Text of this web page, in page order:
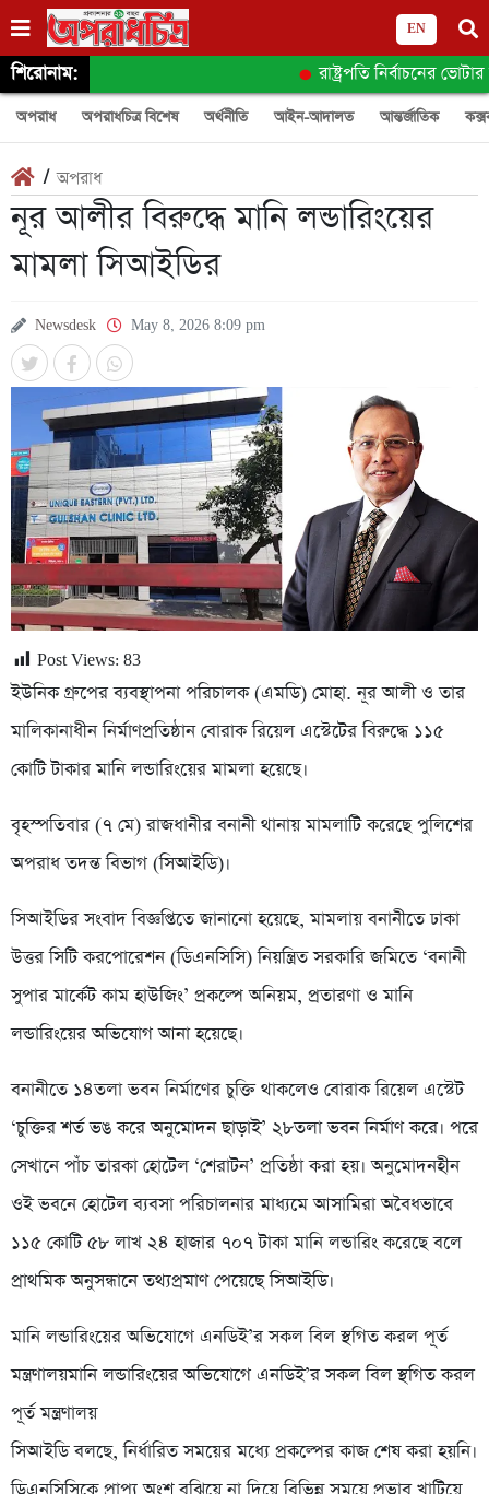
EN
শিরোনাম: রাষ্ট্রপতি নির্বাচনের
অপরাধ অপরাধচিত্র বিশেষ অর্থনীতি আইন-আদালত আন্তর্জাতিক
/অপরাধ
নূর আলীর বিরুদ্ধে মানি লন্ডারিংয়ের
মামলা সিআইডির
Newsdesk May 8, 2026 8:09 pm
Post Views: 83
ইউনিক গ্রুপের ব্যবস্থাপনা পরিচালক (এমডি) মোহা. নূর আলী ও তার
মালিকানাধীন নির্মাণপ্রতিষ্ঠান বোরাক রিয়েল এস্টেটের বিরুদ্ধে ১১৫
কোটি টাকার মানি লন্ডারিংয়ের মামলা হয়েছে।
বৃহস্পতিবার (৭ মে) রাজধানীর বনানী থানায় মামলাটি করেছে পুলিশের
অপরাধ তদন্ত বিভাগ (সিআইডি)।
সিআইডির সংবাদ বিজ্ঞপ্তিতে জানানো হয়েছে, মামলায় বনানীতে ঢাকা
উত্তর সিটি করপোরেশন (ডিএনসিসি) নিয়ন্ত্রিত সরকারি জমিতে ‘বনানী
সুপার মার্কেট কাম হাউজিং’ প্রকল্পে অনিয়ম, প্রতারণা ও মানি
লন্ডারিংয়ের অভিযোগ আনা হয়েছে।
বনানীতে ১৪তলা ভবন নির্মাণের চুক্তি থাকলেও বোরাক রিয়েল এস্টেট
‘চুক্তির শর্ত ভঙ করে অনুমোদন ছাড়াই’ ২৮তলা ভবন নির্মাণ করে। পরে
সেখানে পাঁচ তারকা হোটেল ‘শেরাটন’ প্রতিষ্ঠা করা হয়। অনুমোদনহীন
ওই ভবনে হোটেল ব্যবসা পরিচালনার মাধ্যমে আসামিরা অবৈধভাবে
১১৫ কোটি ৫৮ লাখ ২৪ হাজার ৭০৭ টাকা মানি লন্ডারিং করেছে বলে
প্রাথমিক অনুসন্ধানে তথ্যপ্রমাণ পেয়েছে সিআইডি।
মানি লন্ডারিংয়ের অভিযোগে এনডিই’র সকল বিল স্থগিত করল পূর্ত
মন্ত্রণালয়মানি লন্ডারিংয়ের অভিযোগে এনডিই’র সকল বিল স্থগিত করল
পূর্ত মন্ত্রণালয়
সিআইডি বলছে, নির্ধারিত সময়ের মধ্যে প্রকল্পের কাজ শেষ করা হয়নি।